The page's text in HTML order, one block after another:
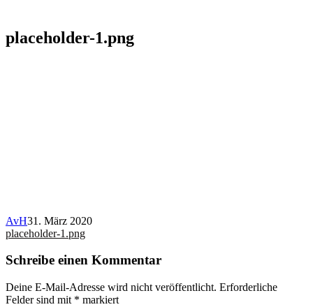
placeholder-1.png
AvH31. März 2020
Beitragsnavigation
placeholder-1.png
Schreibe einen Kommentar
Deine E-Mail-Adresse wird nicht veröffentlicht. Erforderliche
Felder sind mit * markiert